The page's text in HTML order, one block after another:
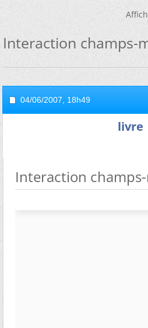
Interaction champs-
04/06/2007, 18h49
livre
Interaction